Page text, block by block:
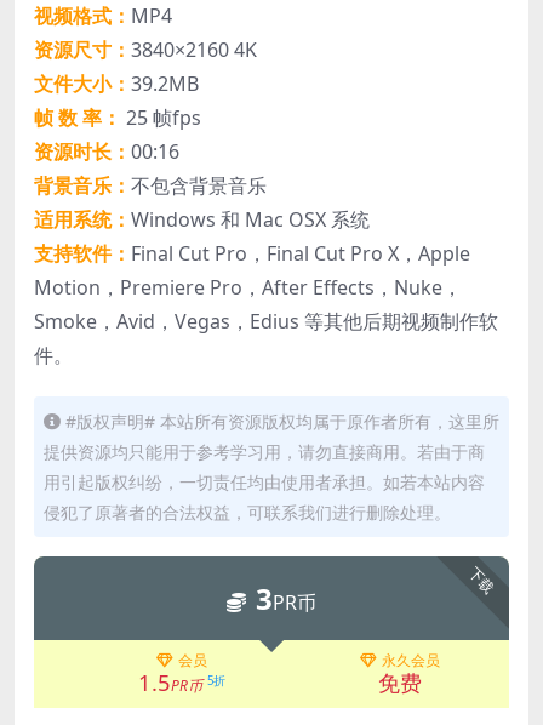
视频格式： MP4
资源尺寸： 3840×2160 4K
文件大小： 39.2MB
帧 数 率： 25 帧fps
资源时长： 00:16
背景音乐： 不包含背景音乐
适用系统： Windows 和 Mac OSX 系统
支持软件： Final Cut Pro，Final Cut Pro X，Apple
Motion，Premiere Pro，After Effects，Nuke，
Smoke，Avid，Vegas，Edius 等其他后期视频制作软
件。
#版权声明# 本站所有资源版权均属于原作者所有，这里所
提供资源均只能用于参考学习用，请勿直接商用。若由于商
用引起版权纠纷，一切责任均由使用者承担。如若本站内容
侵犯了原著者的合法权益，可联系我们进行删除处理。
下载
3PR币
会员
1.5PR币 5折
永久会员
免费